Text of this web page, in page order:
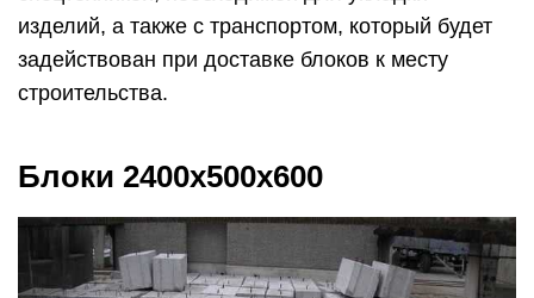
изделий, а также с транспортом, который будет
задействован при доставке блоков к месту
строительства.
Блоки 2400х500х600